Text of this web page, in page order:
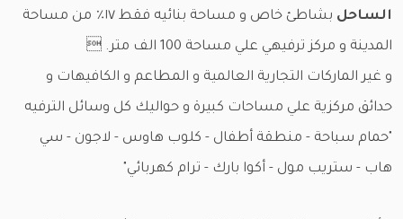
الساحل
بشاطئ خاص و مساحة بنائيه فقط ١٧٪ من مساحة
المدينة و مركز ترفيهي علي مساحة 100 الف متر. 
و غير الماركات التجارية العالمية و المطاعم و الكافيهات و
حدائق مركزية علي مساحات كبيرة و حواليك كل وسائل الترفيه
"حمام سباحة - منطقة أطفال - كلوب هاوس - لاجون - سي
هاب - ستريب مول - أكوا بارك - ترام كهربائي"